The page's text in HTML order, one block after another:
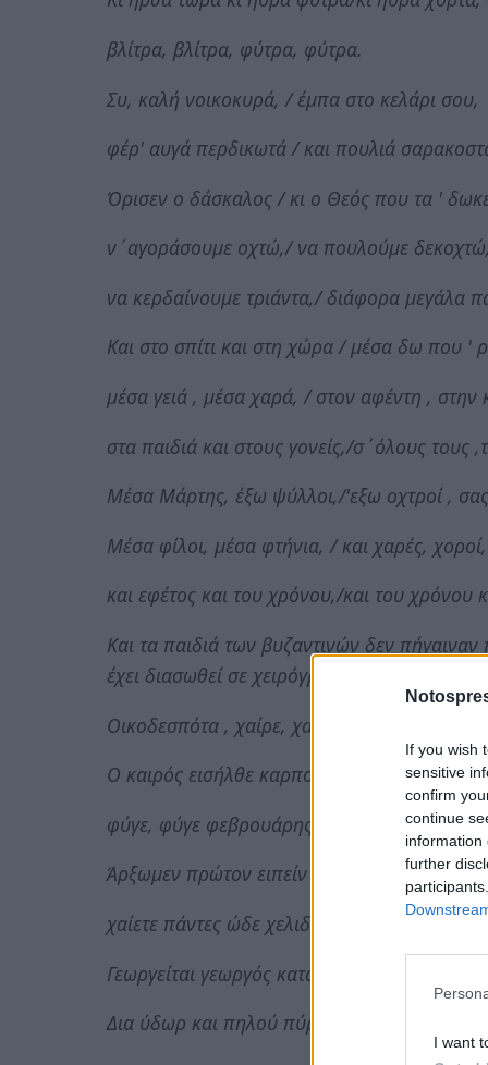
If you wish
sensitive
confirm
continue
information
further
I want
βλίτρα, βλίτρα, φύτρα, φύτρα.
Συ, καλή νοικοκυρά, / έμπα στο κελάρι σου,
φέρ' αυγά περδικωτά / και πουλιά
Όρισεν ο δάσκαλος / κι ο Θεός που τα '
ν΄αγοράσουμε οχτώ,/ να πουλούμε δεκοχτώ,
να κερδαίνουμε τριάντα,/ διάφορα μεγάλα
Και στο σπίτι και στη χώρα / μέσα δω που '
μέσα γειά , μέσα χαρά, / στον αφέντη , στην
στα παιδιά και στους γονείς,/σ΄όλους τους
Μέσα Μάρτης, έξω ψύλλοι,/'εξω οχτροί ,
Μέσα φίλοι, μέσα φτήνια, / και χαρές, χοροί,
και εφέτος και του χρόνου,/και του χρόνου
Και τα παιδιά των βυζαντινών δεν
έχει διασωθεί σε χειρόγραφο του 12 αι.
Οικοδεσπότα , χαίρε, χαίρε μετά πάντων
Ο καιρός εισήλθε καρποφορούντα και
φύγε, φύγε φεβρουάρης , ο μάρτης σε
Άρξωμεν πρώτον ειπείν
χαίετε πάντες ώδε χελιδώ χελιδώ.
Γεωργείται γεωργός κατά πάντα ενθυμεί.
Δια ύδωρ και πηλού πύργον οικοδόμησα